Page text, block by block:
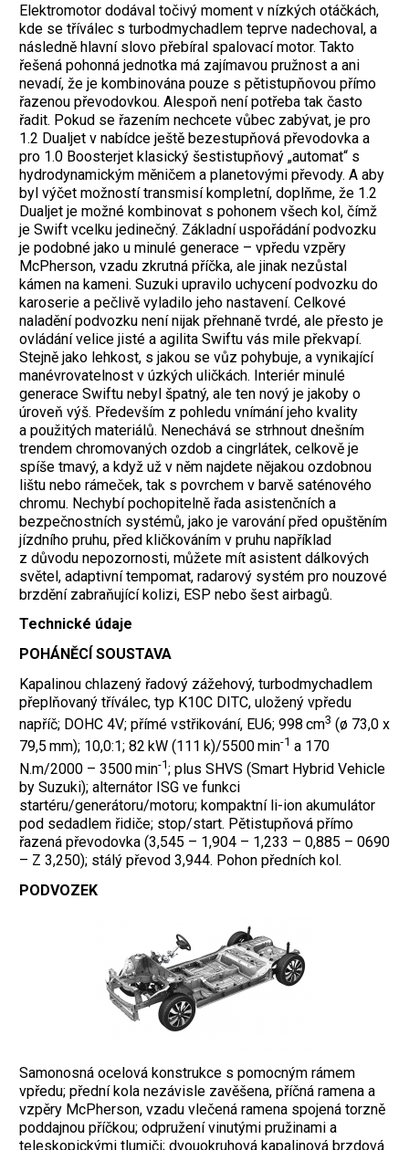
Elektromotor dodával točivý moment v nízkých otáčkách,
kde se tříválec s turbodmychadlem teprve nadechoval, a
následně hlavní slovo přebíral spalovací motor. Takto
řešená pohonná jednotka má zajímavou pružnost a ani
nevadí, že je kombinována pouze s pětistupňovou přímo
řazenou převodovkou. Alespoň není potřeba tak často
řadit. Pokud se řazením nechcete vůbec zabývat, je pro
1.2 Dualjet v nabídce ještě bezestupňová převodovka a
pro 1.0 Boosterjet klasický šestistupňový „automat“ s
hydrodynamickým měničem a planetovými převody. A aby
byl výčet možností transmisí kompletní, doplňme, že 1.2
Dualjet je možné kombinovat s pohonem všech kol, čímž
je Swift vcelku jedinečný. Základní uspořádání podvozku
je podobné jako u minulé generace – vpředu vzpěry
McPherson, vzadu zkrutná příčka, ale jinak nezůstal
kámen na kameni. Suzuki upravilo uchycení podvozku do
karoserie a pečlivě vyladilo jeho nastavení. Celkové
naladění podvozku není nijak přehnaně tvrdé, ale přesto je
ovládání velice jisté a agilita Swiftu vás mile překvapí.
Stejně jako lehkost, s jakou se vůz pohybuje, a vynikající
manévrovatelnost v úzkých uličkách. Interiér minulé
generace Swiftu nebyl špatný, ale ten nový je jakoby o
úroveň výš. Především z pohledu vnímání jeho kvality
a použitých materiálů. Nenechává se strhnout dnešním
trendem chromovaných ozdob a cingrlátek, celkově je
spíše tmavý, a když už v něm najdete nějakou ozdobnou
lištu nebo rámeček, tak s povrchem v barvě saténového
chromu. Nechybí pochopitelně řada asistenčních a
bezpečnostních systémů, jako je varování před opuštěním
jízdního pruhu, před kličkováním v pruhu například
z důvodu nepozornosti, můžete mít asistent dálkových
světel, adaptivní tempomat, radarový systém pro nouzové
brzdění zabraňující kolizi, ESP nebo šest airbagů.
Technické údaje
POHÁNĚCÍ SOUSTAVA
Kapalinou chlazený řadový zážehový, turbodmychadlem
přeplňovaný tříválec, typ K10C DITC, uložený vpředu
napříč; DOHC 4V; přímé vstřikování, EU6; 998 cm3 (ø 73,0 x
79,5 mm); 10,0:1; 82 kW (111 k)/5500 min-1 a 170
N.m/2000 – 3500 min-1; plus SHVS (Smart Hybrid Vehicle
by Suzuki); alternátor ISG ve funkci
startéru/generátoru/motoru; kompaktní li-ion akumulátor
pod sedadlem řidiče; stop/start. Pětistupňová přímo
řazená převodovka (3,545 – 1,904 – 1,233 – 0,885 – 0690
– Z 3,250); stálý převod 3,944. Pohon předních kol.
PODVOZEK
Samonosná ocelová konstrukce s pomocným rámem
vpředu; přední kola nezávisle zavěšena, příčná ramena a
vzpěry McPherson, vzadu vlečená ramena spojená torzně
poddajnou příčkou; odpružení vinutými pružinami a
teleskopickými tlumiči; dvouokruhová kapalinová brzdová